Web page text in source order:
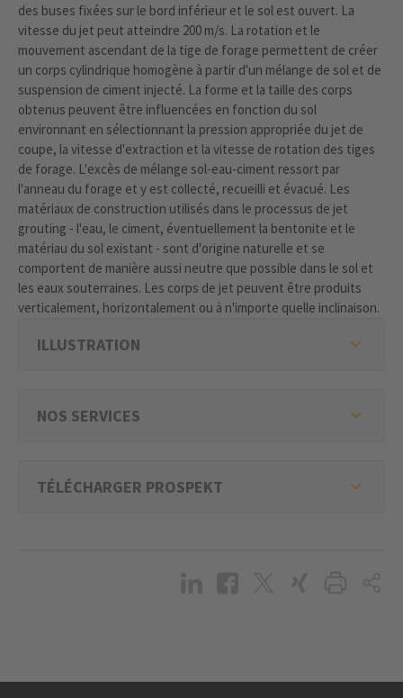
des buses fixées sur le bord inférieur et le sol est ouvert. La
vitesse du jet peut atteindre 200 m/s. La rotation et le
mouvement ascendant de la tige de forage permettent de créer
un corps cylindrique homogène à partir d'un mélange de sol et de
suspension de ciment injecté. La forme et la taille des corps
obtenus peuvent être influencées en fonction du sol
environnant en sélectionnant la pression appropriée du jet de
coupe, la vitesse d'extraction et la vitesse de rotation des tiges
de forage. L'excès de mélange sol-eau-ciment ressort par
l'anneau du forage et y est collecté, recueilli et évacué. Les
matériaux de construction utilisés dans le processus de jet
grouting - l'eau, le ciment, éventuellement la bentonite et le
matériau du sol existant - sont d'origine naturelle et se
comportent de manière aussi neutre que possible dans le sol et
les eaux souterraines. Les corps de jet peuvent être produits
verticalement, horizontalement ou à n'importe quelle inclinaison.
ILLUSTRATION
NOS SERVICES
TÉLÉCHARGER PROSPEKT